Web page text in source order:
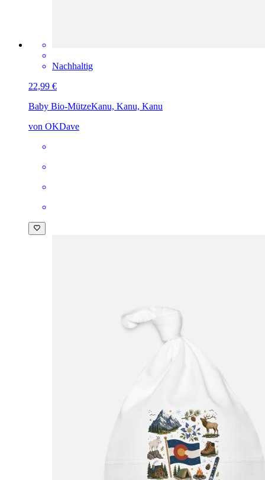
Nachhaltig
22,99 €
Baby Bio-MützeKanu, Kanu, Kanu
von OKDave